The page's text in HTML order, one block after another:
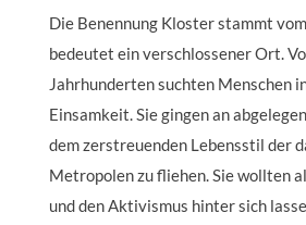
Die Benennung Kloster stammt
bedeutet ein verschlossener Ort.
Jahrhunderten suchten Menschen
Einsamkeit. Sie gingen an
dem zerstreuenden Lebensstil der
Metropolen zu fliehen. Sie wollten
und den Aktivismus hinter sich